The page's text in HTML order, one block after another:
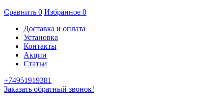
Сравнить 0 Избранное 0
Доставка и оплата
Установка
Контакты
Акции
Статьи
+74951919381
Заказать обратный звонок!